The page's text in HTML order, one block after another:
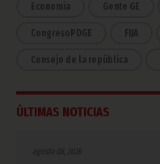
Economía Gente GE
CongresoPDGE FIJA
Consejo de la república
ÚLTIMAS NOTICIAS